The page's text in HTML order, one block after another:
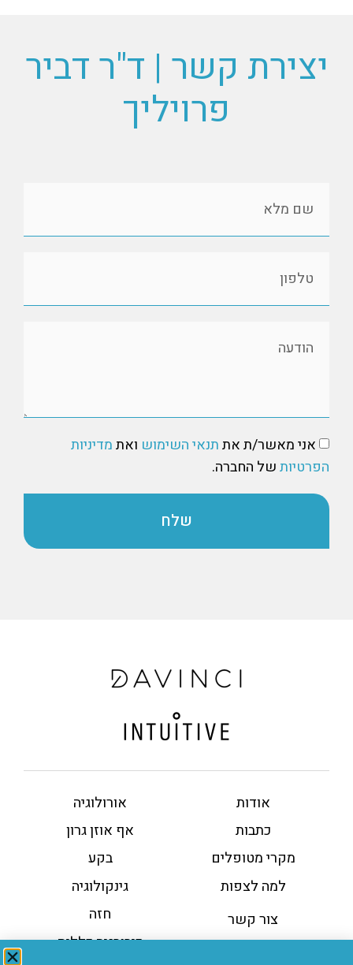
יצירת קשר | ד"ר דביר
פרויליך
אני מאשר/ת אתתנאי השימוש ואתמדיניות
הפרטיותשל החברה.
שלח
אודות
כתבות
מקרי מטופלים
למה לצפות
צור קשר
אורולוגיה
אף אוזן גרון
בקע
גינקולוגיה
חזה
כירורגיה כללית